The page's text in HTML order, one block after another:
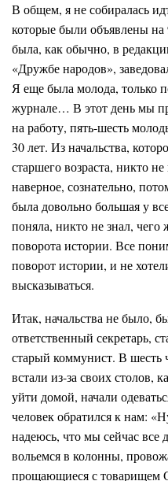
В общем, я не собиралась
которые были объявлены на
была, как обычно, в
«Дружбе народов»,
Я еще была молода, только
журнале… В этот день мы
на работу, пять-шесть
30 лет. Из начальства,
старшего возраста, никто
наверное, сознательно,
была довольно большая у
поняла, никто не знал, чего
поворота истории. Все
поворот истории, и не
высказываться.
Итак, начальства не было,
ответственный секретарь,
старый коммунист. В шесть
встали из-за своих столов,
уйти домой, начали
человек обратился к нам:
надеюсь, что мы сейчас
вольемся в колонны,
прощающиеся с товарищем